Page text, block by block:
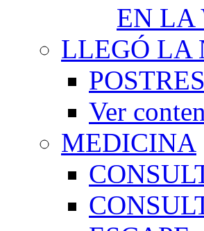
EN LA
LLEGÓ LA
Ver
MEDICINA